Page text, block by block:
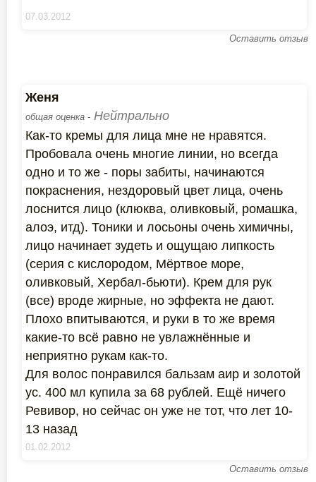
07.03.2012
Оставить отзыв
Женя
общая оценка - Нейтрально
Как-то кремы для лица мне не нравятся.
Пробовала очень многие линии, но всегда
одно и то же - поры забиты, начинаются
покраснения, нездоровый цвет лица, очень
лоснится лицо (клюква, оливковый, ромашка,
алоэ, итд). Тоники и лосьоны очень химичны,
лицо начинает зудеть и ощущаю липкость
(серия с кислородом, Мёртвое море,
оливковый, Хербал-бьюти). Крем для рук
(все) вроде жирные, но эффекта не дают.
Плохо впитываются, и руки в то же время
какие-то всё равно не увлажнённые и
неприятно рукам как-то.
Для волос понравился бальзам аир и золотой
ус. 400 мл купила за 68 рублей. Ещё ничего
Ревивор, но сейчас он уже не тот, что лет 10-
13 назад
01.02.2012
Оставить отзыв